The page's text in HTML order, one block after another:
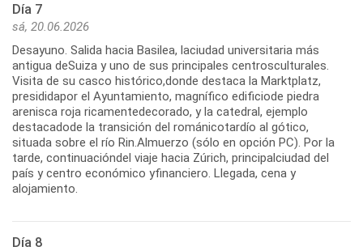
Día 7
sá, 20.06.2026
Desayuno. Salida hacia Basilea, laciudad universitaria más
antigua deSuiza y uno de sus principales centrosculturales.
Visita de su casco histórico,donde destaca la Marktplatz,
presididapor el Ayuntamiento, magnífico edificiode piedra
arenisca roja ricamentedecorado, y la catedral, ejemplo
destacadode la transición del románicotardío al gótico,
situada sobre el río Rin.Almuerzo (sólo en opción PC). Por la
tarde, continuacióndel viaje hacia Zúrich, principalciudad del
país y centro económico yfinanciero. Llegada, cena y
alojamiento.
Día 8